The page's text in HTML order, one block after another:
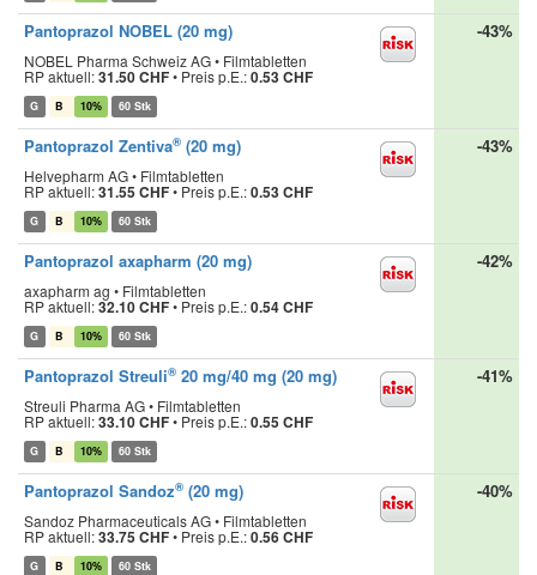
Pantoprazol NOBEL (20 mg)
NOBEL Pharma Schweiz AG • Filmtabletten
RP aktuell:31.50 CHF• Preis p.E.:0.53 CHF
G B 10% 60 Stk
-43%
Pantoprazol Zentiva® (20 mg)
Helvepharm AG • Filmtabletten
RP aktuell:31.55 CHF• Preis p.E.:0.53 CHF
G B 10% 60 Stk
-43%
Pantoprazol axapharm (20 mg)
axapharm ag • Filmtabletten
RP aktuell:32.10 CHF• Preis p.E.:0.54 CHF
G B 10% 60 Stk
-42%
Pantoprazol Streuli® 20 mg/40 mg (20 mg)
Streuli Pharma AG • Filmtabletten
RP aktuell:33.10 CHF• Preis p.E.:0.55 CHF
G B 10% 60 Stk
-41%
Pantoprazol Sandoz® (20 mg)
Sandoz Pharmaceuticals AG • Filmtabletten
RP aktuell:33.75 CHF• Preis p.E.:0.56 CHF
G B 10% 60 Stk
-40%